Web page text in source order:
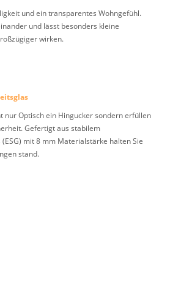
und ein transparentes Wohngefühl.
und lässt besonders kleine
wirken.
nur Optisch ein Hingucker sondern erfüllen
Gefertigt aus stabilem
mit 8 mm Materialstärke halten Sie
stand.